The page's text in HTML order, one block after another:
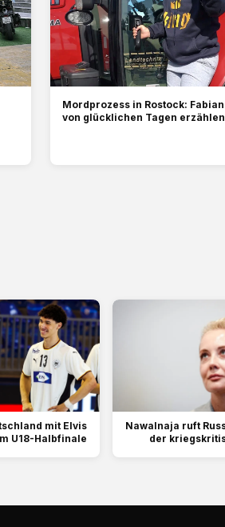
Mordprozess in Rostock:
von glücklichen Tagen erzählen
mit Elvis
U18-Halbfinale
Nawalnaja ruft
der